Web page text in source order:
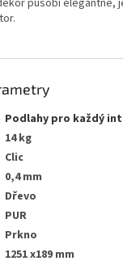
působí elegantně,
Podlahy pro každý
14 kg
Clic
0,4 mm
Dřevo
PUR
Prkno
1251 x189 mm